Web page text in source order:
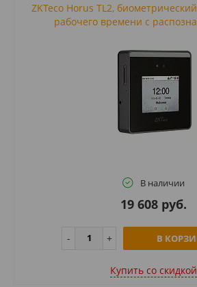
ZKTeco Horus TL2,
рабочего времени с
В наличии
19 608 руб.
В
Купить cо скидкой